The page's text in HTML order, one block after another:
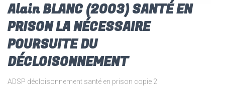
Alain BLANC (2003) SANTÉ EN
PRISON LA NÉCESSAIRE
POURSUITE DU
DÉCLOISONNEMENT
ADSP décloisonnement santé en prison copie 2